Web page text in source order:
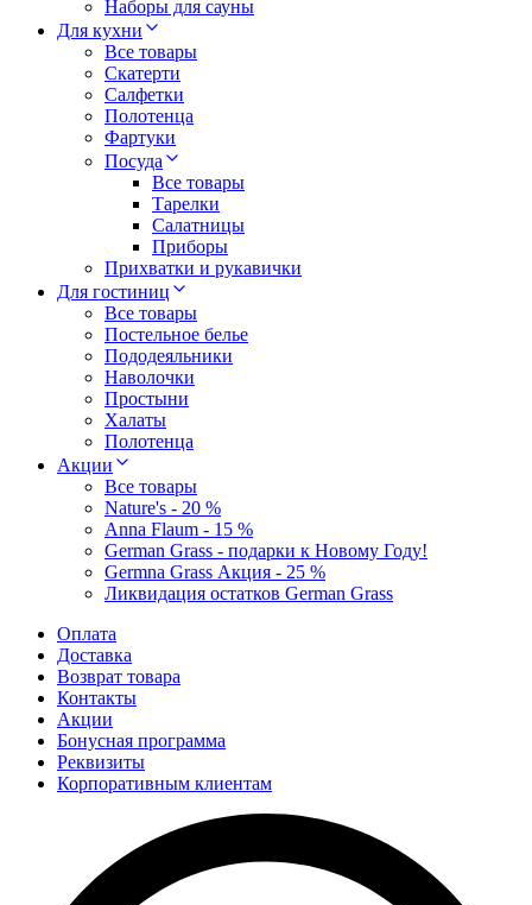
Наборы для сауны
Для кухни
Все товары
Скатерти
Салфетки
Полотенца
Фартуки
Посуда
Все товары
Тарелки
Салатницы
Приборы
Прихватки и рукавички
Для гостиниц
Все товары
Постельное белье
Пододеяльники
Наволочки
Простыни
Халаты
Полотенца
Акции
Все товары
Nature's - 20 %
Anna Flaum - 15 %
German Grass - подарки к Новому Году!
Germna Grass Акция - 25 %
Ликвидация остатков German Grass
Оплата
Доставка
Возврат товара
Контакты
Акции
Бонусная программа
Реквизиты
Корпоративным клиентам